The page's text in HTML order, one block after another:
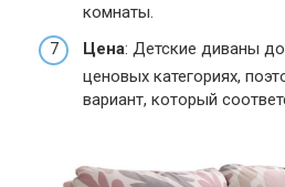
комнаты.
Цена: Детские диваны
ценовых категориях,
вариант, который